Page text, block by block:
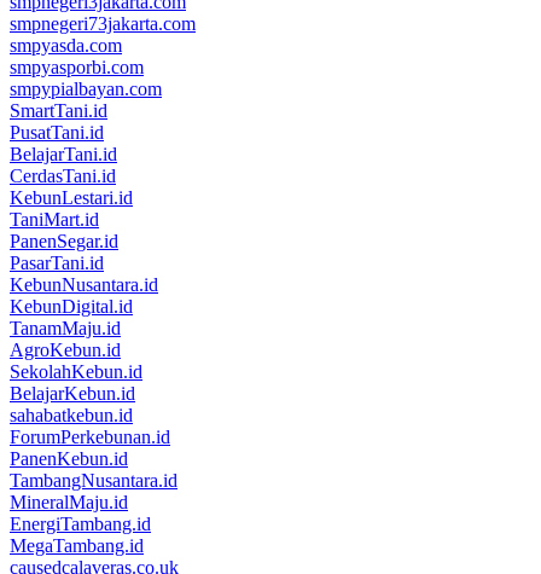
smpnegeri73jakarta.com
smpyasda.com
smpyasporbi.com
smpypialbayan.com
SmartTani.id
PusatTani.id
BelajarTani.id
CerdasTani.id
KebunLestari.id
TaniMart.id
PanenSegar.id
PasarTani.id
KebunNusantara.id
KebunDigital.id
TanamMaju.id
AgroKebun.id
SekolahKebun.id
BelajarKebun.id
sahabatkebun.id
ForumPerkebunan.id
PanenKebun.id
TambangNusantara.id
MineralMaju.id
EnergiTambang.id
MegaTambang.id
causedcalaveras.co.uk